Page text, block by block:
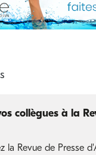
collègues à la
la Revue de Presse